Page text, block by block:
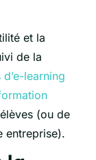
et la
de la
learning
(ou de
entreprise).